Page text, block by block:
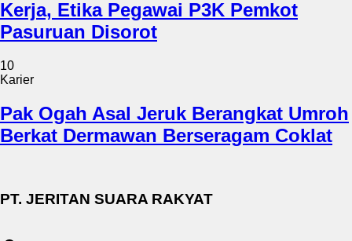
Kerja, Etika Pegawai P3K Pemkot
Pasuruan Disorot
10
Karier
Pak Ogah Asal Jeruk Berangkat Umroh
Berkat Dermawan Berseragam Coklat
PT. JERITAN SUARA RAKYAT